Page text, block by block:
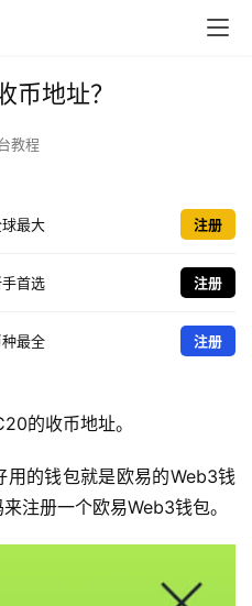
币地址？
教程
最大 注册
首选 注册
种最全 注册
的收币地址。
用的钱包就是欧易的Web3钱
注册一个欧易Web3钱包。